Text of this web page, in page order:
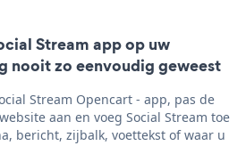
Stream app op uw
nooit zo eenvoudig geweest
Stream Opencart - app, pas de
aan en voeg Social Stream toe
bericht, zijbalk, voettekst of waar u